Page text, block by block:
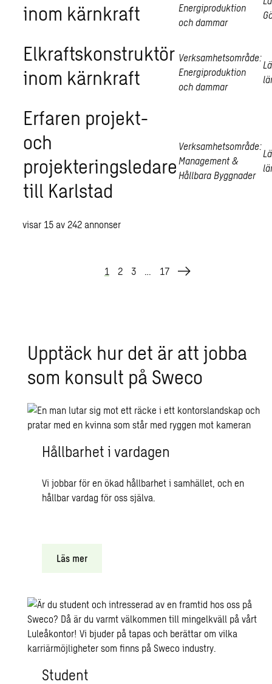
inom kärnkraft
Energiproduktion
och dammar
Elkraftskonstruktör
inom kärnkraft
Verksamhetsområde:
Energiproduktion
och dammar
Erfaren projekt-
och
projekteringsledare
till Karlstad
Verksamhetsområde:
Management &
Hållbara Byggnader
visar 15 av242 annonser
1 2 3 … 17
Upp­täck hur det är att jobba
som kon­sult på Sweco
Hållbarhet i vardagen
Vi jobbar för en ökad hållbarhet i samhället, och en
hållbar vardag för oss själva.
Läs mer
Student